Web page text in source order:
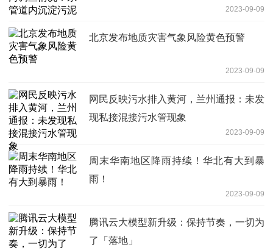
2023-09-09
北京发布地质灾害气象风险黄色预警
2023-09-09
网民反映污水排入黄河，兰州通报：未发
现私接混接污水管现象
2023-09-09
周末华南地区降雨持续！华北有大到暴
雨！
2023-09-09
腾讯云大模型新升级：保持节奏，一切为
了「落地」